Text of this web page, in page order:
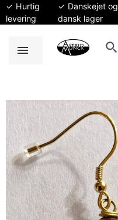
✓ Hurtig
levering
✓ Danskejet og
dansk lager
search